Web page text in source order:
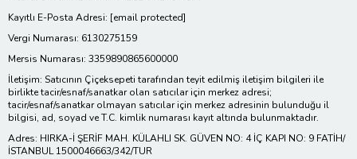
Kayıtlı E-Posta Adresi: [email protected]
Vergi Numarası: 6130275159
Mersis Numarası: 3359890865600000
İletişim: Satıcının Çiçeksepeti tarafından teyit edilmiş iletişim bilgileri ile
birlikte tacir/esnaf/sanatkar olan satıcılar için merkez adresi;
tacir/esnaf/sanatkar olmayan satıcılar için merkez adresinin bulunduğu il
bilgisi, ad, soyad ve T.C. kimlik numarası kayıt altında bulunmaktadır.
Adres: HIRKA-İ ŞERİF MAH. KÜLAHLI SK. GÜVEN NO: 4 İÇ KAPI NO: 9 FATİH/
İSTANBUL 1500046663/342/TUR